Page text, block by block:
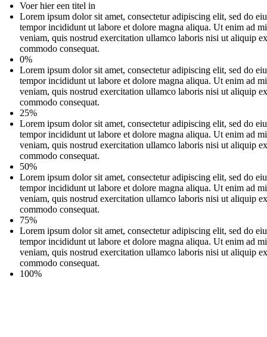
Voer hier een titel in
Lorem ipsum dolor sit amet, consectetur adipiscing elit, sed do
tempor incididunt ut labore et dolore magna aliqua. Ut enim ad
veniam, quis nostrud exercitation ullamco laboris nisi ut aliquip
commodo consequat.
0%
Lorem ipsum dolor sit amet, consectetur adipiscing elit, sed do
tempor incididunt ut labore et dolore magna aliqua. Ut enim ad
veniam, quis nostrud exercitation ullamco laboris nisi ut aliquip
commodo consequat.
25%
Lorem ipsum dolor sit amet, consectetur adipiscing elit, sed do
tempor incididunt ut labore et dolore magna aliqua. Ut enim ad
veniam, quis nostrud exercitation ullamco laboris nisi ut aliquip
commodo consequat.
50%
Lorem ipsum dolor sit amet, consectetur adipiscing elit, sed do
tempor incididunt ut labore et dolore magna aliqua. Ut enim ad
veniam, quis nostrud exercitation ullamco laboris nisi ut aliquip
commodo consequat.
75%
Lorem ipsum dolor sit amet, consectetur adipiscing elit, sed do
tempor incididunt ut labore et dolore magna aliqua. Ut enim ad
veniam, quis nostrud exercitation ullamco laboris nisi ut aliquip
commodo consequat.
100%